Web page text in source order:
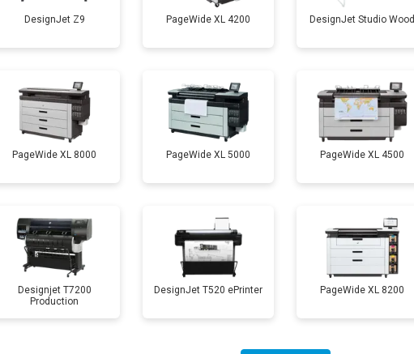
DesignJet Z9 PageWide XL 4200 DesignJet Studio Wood
PageWide XL 8000 PageWide XL 5000 PageWide XL 4500
Designjet T7200
Production
DesignJet T520 ePrinter PageWide XL 8200